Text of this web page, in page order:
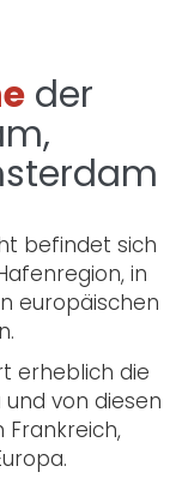
der
befindet sich
in
europäischen
erheblich die
von diesen
Frankreich,